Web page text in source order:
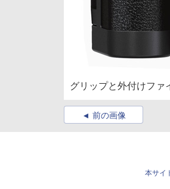
グリップと外付けファ
前の画像
本サイ